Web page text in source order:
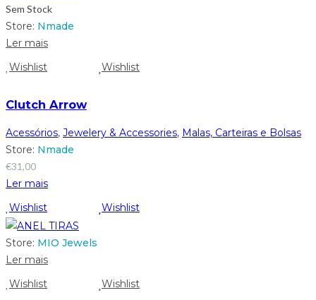
Sem Stock
Store: Nmade
Ler mais
Wishlist
Wishlist
Clutch Arrow
Acessórios, Jewelery & Accessories, Malas, Carteiras e Bolsas
Store: Nmade
€31,00
Ler mais
Wishlist
Wishlist
Store: MIO Jewels
Ler mais
Wishlist
Wishlist